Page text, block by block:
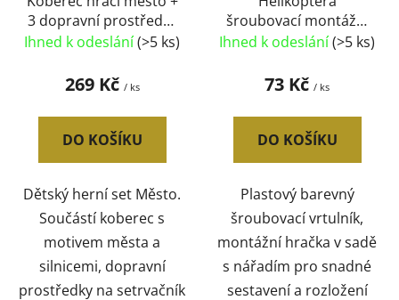
3 dopravní prostředky
na setrvačník s
Ihned k odeslání(>5 ks)
269 Kč / ks
DO KOŠÍKU
Dětský herní set Město.
Součástí koberec s
motivem města a
silnicemi, dopravní
prostředky na setrvačník
šroubovací montážní
set s nástrojem k
Ihned k odeslání(>5 ks)
73 Kč / ks
DO KOŠÍKU
Plastový barevný
šroubovací vrtulník,
montážní hračka v sadě
s nářadím pro snadné
sestavení a rozložení